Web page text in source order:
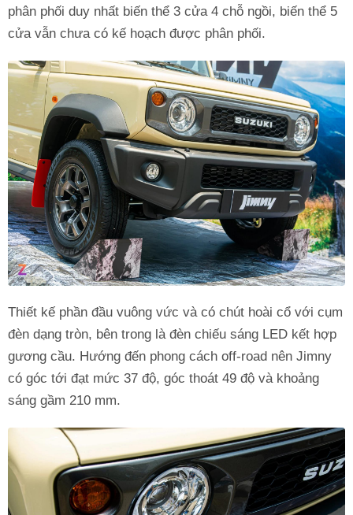
phân phối duy nhất biến thể 3 cửa 4 chỗ ngồi, biến thể 5
cửa vẫn chưa có kế hoạch được phân phối.
Thiết kế phần đầu vuông vức và có chút hoài cổ với cụm
đèn dạng tròn, bên trong là đèn chiếu sáng LED kết hợp
gương cầu. Hướng đến phong cách off-road nên Jimny
có góc tới đạt mức 37 độ, góc thoát 49 độ và khoảng
sáng gầm 210 mm.